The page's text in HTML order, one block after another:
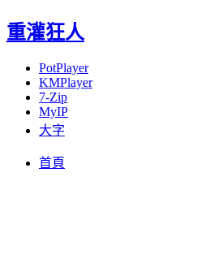
重灌狂人
PotPlayer
KMPlayer
7-Zip
MyIP
大字
首頁